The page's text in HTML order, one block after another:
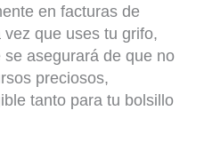
en facturas de
que uses tu grifo,
asegurará de que no
preciosos,
tanto para tu bolsillo